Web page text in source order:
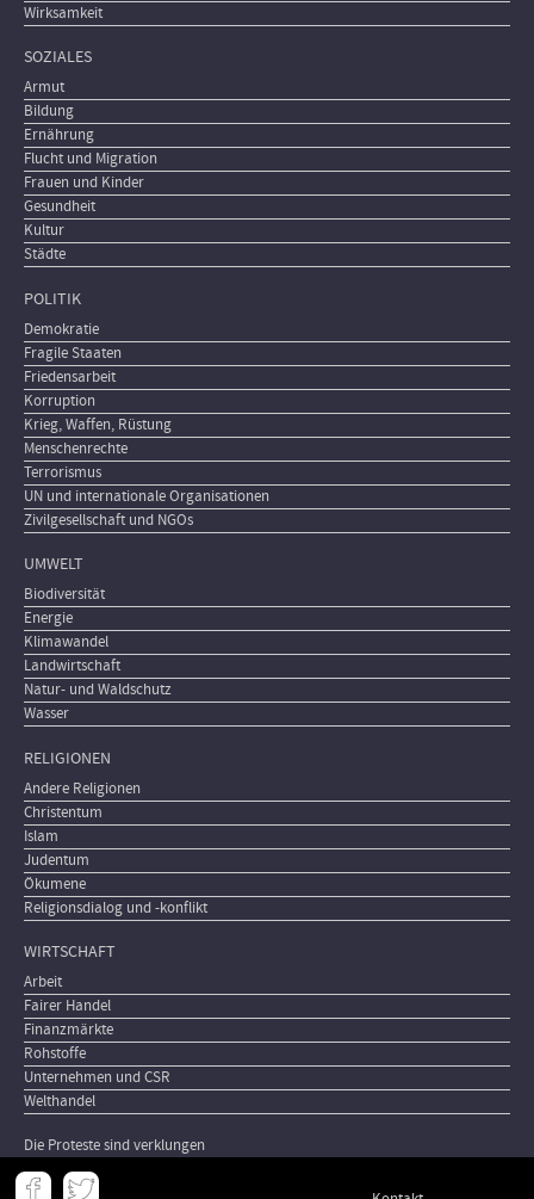
Wirksamkeit
SOZIALES
Armut
Bildung
Ernährung
Flucht und Migration
Frauen und Kinder
Gesundheit
Kultur
Städte
POLITIK
Demokratie
Fragile Staaten
Friedensarbeit
Korruption
Krieg, Waffen, Rüstung
Menschenrechte
Terrorismus
UN und internationale Organisationen
Zivilgesellschaft und NGOs
UMWELT
Biodiversität
Energie
Klimawandel
Landwirtschaft
Natur- und Waldschutz
Wasser
RELIGIONEN
Andere Religionen
Christentum
Islam
Judentum
Ökumene
Religionsdialog und -konflikt
WIRTSCHAFT
Arbeit
Fairer Handel
Finanzmärkte
Rohstoffe
Unternehmen und CSR
Welthandel
Die Proteste sind verklungen
Meta